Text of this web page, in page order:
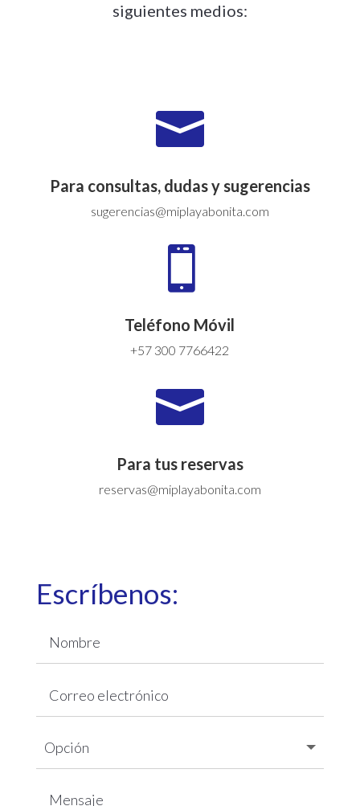
siguientes medios:

Para consultas, dudas y sugerencias
sugerencias@miplayabonita.com

Teléfono Móvil
+57 300 7766422

Para tus reservas
reservas@miplayabonita.com
Escríbenos: